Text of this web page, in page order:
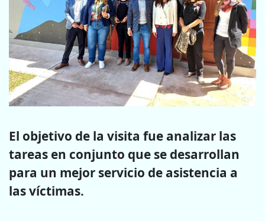
El objetivo de la visita fue analizar las
tareas en conjunto que se desarrollan
para un mejor servicio de asistencia a
las víctimas.